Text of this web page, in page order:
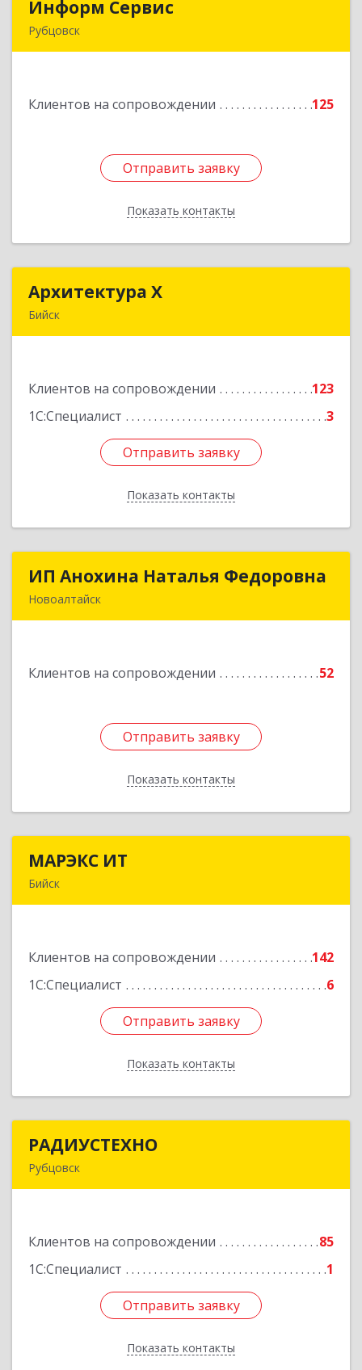
Информ Сервис
Рубцовск
Клиентов на сопровождении 125
Отправить заявку
Показать контакты
Подробнее
Отправить заявку
Назад
Архитектура Х
Бийск
Клиентов на сопровождении
123
1С:Специалист
3
Отправить заявку
Показать контакты
Подробнее
Отправить заявку
Назад
ИП Анохина Наталья Федоровна
Новоалтайск
Клиентов на сопровождении 52
Отправить заявку
Показать контакты
ИП Анохина Наталья Федоровна
Подробнее
Отправить заявку
Назад
МАРЭКС ИТ
Бийск
Клиентов на сопровождении
142
1С:Специалист
6
Отправить заявку
Показать контакты
Отправить заявку
Назад
РАДИУСТЕХНО
Рубцовск
Клиентов на сопровождении
85
1С:Специалист
1
Отправить заявку
Показать контакты
Подробнее
Отправить заявку
Назад